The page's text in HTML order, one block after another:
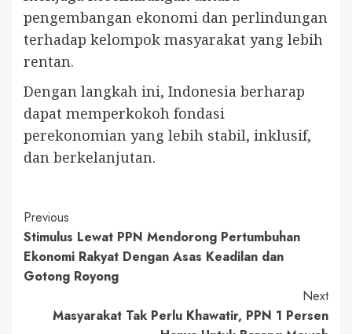
pengembangan ekonomi dan perlindungan
terhadap kelompok masyarakat yang lebih
rentan.
Dengan langkah ini, Indonesia berharap
dapat memperkokoh fondasi
perekonomian yang lebih stabil, inklusif,
dan berkelanjutan.
Continue
Reading
Previous
Stimulus Lewat PPN Mendorong Pertumbuhan
Ekonomi Rakyat Dengan Asas Keadilan dan
Gotong Royong
Next
Masyarakat Tak Perlu Khawatir, PPN 1 Persen